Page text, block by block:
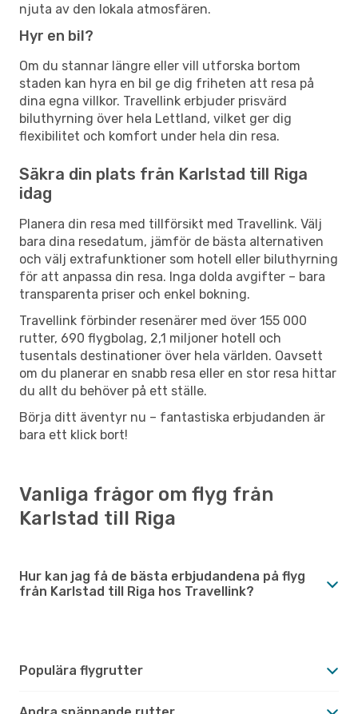
njuta av den lokala atmosfären.
Hyr en bil?
Om du stannar längre eller vill utforska bortom
staden kan hyra en bil ge dig friheten att resa på
dina egna villkor. Travellink erbjuder prisvärd
biluthyrning över hela Lettland, vilket ger dig
flexibilitet och komfort under hela din resa.
Säkra din plats från Karlstad till Riga
idag
Planera din resa med tillförsikt med Travellink. Välj
bara dina resedatum, jämför de bästa alternativen
och välj extrafunktioner som hotell eller biluthyrning
för att anpassa din resa. Inga dolda avgifter – bara
transparenta priser och enkel bokning.
Travellink förbinder resenärer med över 155 000
rutter, 690 flygbolag, 2,1 miljoner hotell och
tusentals destinationer över hela världen. Oavsett
om du planerar en snabb resa eller en stor resa hittar
du allt du behöver på ett ställe.
Börja ditt äventyr nu – fantastiska erbjudanden är
bara ett klick bort!
Vanliga frågor om flyg från
Karlstad till Riga
Hur kan jag få de bästa erbjudandena på flyg
från Karlstad till Riga hos Travellink?
Populära flygrutter